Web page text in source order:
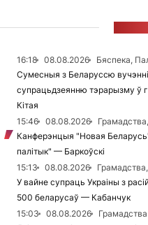
16:18 08.08.2026
Бяспека,
Сумесныя з Беларуссю
супрацьдзеянню тэрарызму ў
Кітая
15:46
08.08.2026
Канферэнцыя "Новая
палітык" — Баркоўскі
15:13
08.08.2026
У вайне супраць Украіны з
500 беларусаў — Кабанчук
15:03
08.08.2026
Грамадства